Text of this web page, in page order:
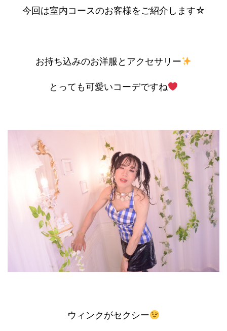
今回は室内コースのお客様をご紹介します☆
お持ち込みのお洋服とアクセサリー
とっても可愛いコーデですね
ウィンクがセクシー